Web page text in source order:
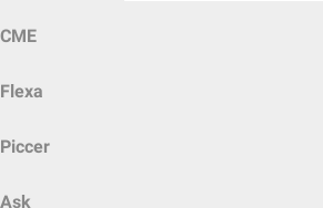
CME
Flexa
Piccer
Ask